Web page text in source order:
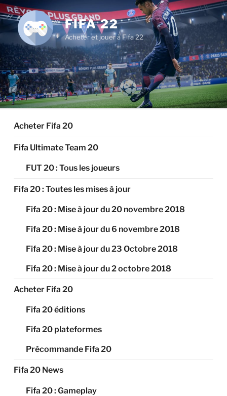
Aller
au
contenu
principal
FIFA 22
Acheter et jouer à Fifa 22
Acheter Fifa 20
Fifa Ultimate Team 20
FUT 20 : Tous les joueurs
Fifa 20 : Toutes les mises à jour
Fifa 20 : Mise à jour du 20 novembre 2018
Fifa 20 : Mise à jour du 6 novembre 2018
Fifa 20 : Mise à jour du 23 Octobre 2018
Fifa 20 : Mise à jour du 2 octobre 2018
Acheter Fifa 20
Fifa 20 éditions
Fifa 20 plateformes
Précommande Fifa 20
Fifa 20 News
Fifa 20 : Gameplay